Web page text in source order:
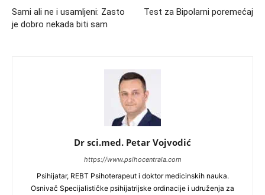
Sami ali ne i usamljeni: Zasto
je dobro nekada biti sam
Test za Bipolarni poremećaj
Dr sci.med. Petar Vojvodić
https://www.psihocentrala.com
Psihijatar, REBT Psihoterapeut i doktor medicinskih nauka.
Osnivač Specijalističke psihijatrijske ordinacije i udruženja za